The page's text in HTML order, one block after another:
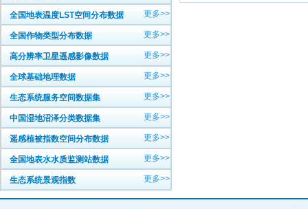
全国地表温度LST空间分布数据 更多>>
全国作物类型分布数据 更多>>
高分辨率卫星遥感影像数据 更多>>
全球基础地理数据 更多>>
生态系统服务空间数据集 更多>>
中国湿地沼泽分类数据集 更多>>
遥感植被指数空间分布数据 更多>>
全国地表水水质监测站数据 更多>>
生态系统景观指数 更多>>